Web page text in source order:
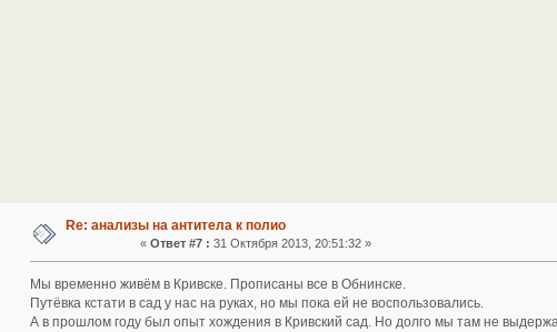
Re: анализы на антитела к полио
«Ответ #7 : 31 Октября 2013, 20:51:32 »
Мы временно живём в Кривске. Прописаны все в Обнинске.
Путёвка кстати в сад у нас на руках, но мы пока ей не воспользовались.
А в прошлом году был опыт хождения в Кривский сад. Но долго мы там не